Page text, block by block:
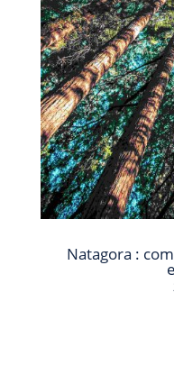
Natagora :